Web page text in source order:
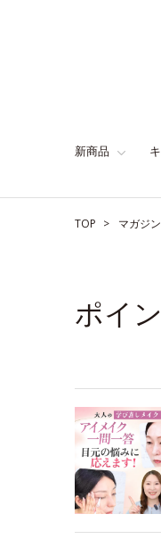
新商品
TOP マガジ
ポイ